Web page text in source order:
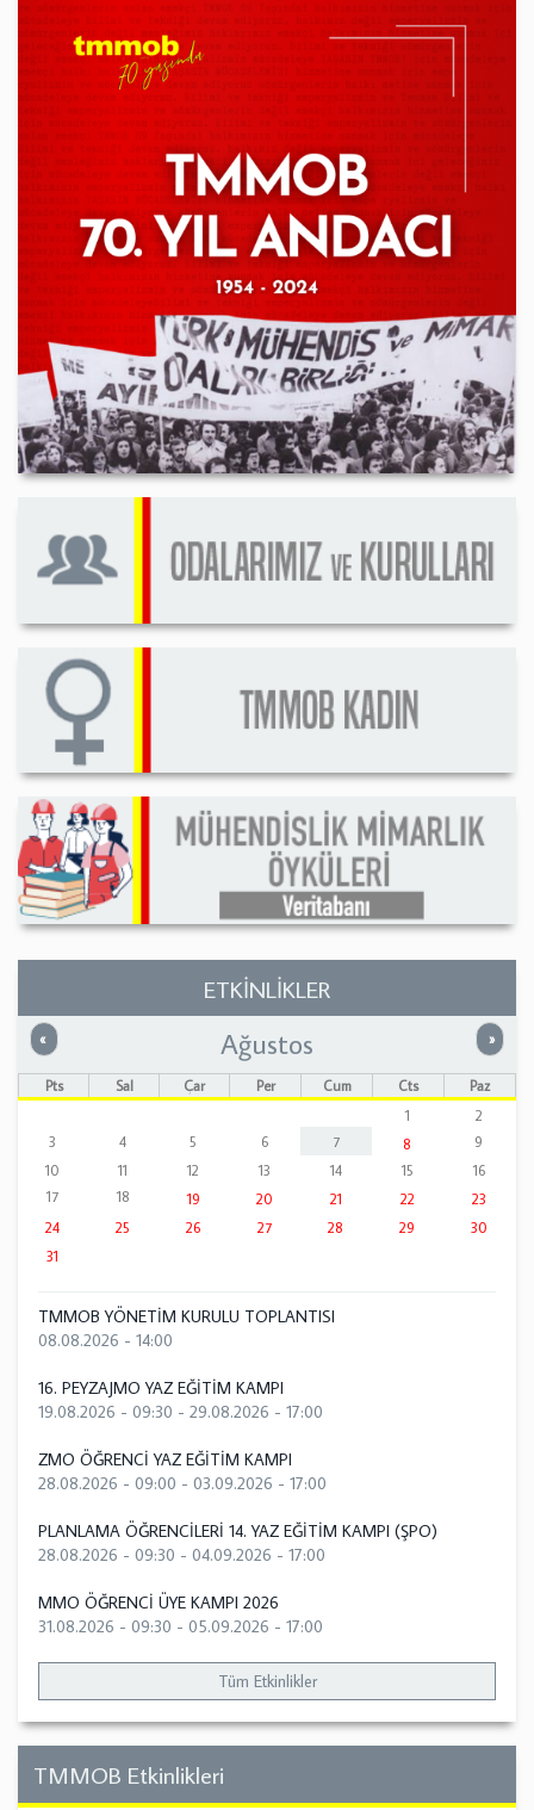
ETKİNLİKLER
« Önceki »
Ağustos
Pts Sal Çar Per Cum Cts
Paz
1
2
3
4 5 6 7 8
9
10
11 12 13 14 15
16
17
18 19 20 21 22
23
24
25 26 27 28 29
30
31
TMMOB YÖNETİM KURULU TOPLANTISI
08.08.2026 - 14:00
16. PEYZAJMO YAZ EĞİTİM KAMPI
19.08.2026 - 09:30 - 29.08.2026 - 17:00
ZMO ÖĞRENCİ YAZ EĞİTİM KAMPI
28.08.2026 - 09:00 - 03.09.2026 - 17:00
PLANLAMA ÖĞRENCİLERİ 14. YAZ EĞİTİM KAMPI (ŞPO)
28.08.2026 - 09:30 - 04.09.2026 - 17:00
MMO ÖĞRENCİ ÜYE KAMPI 2026
31.08.2026 - 09:30 - 05.09.2026 - 17:00
Tüm Etkinlikler
TMMOB Etkinlikleri